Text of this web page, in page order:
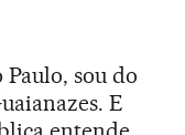
sou do
E